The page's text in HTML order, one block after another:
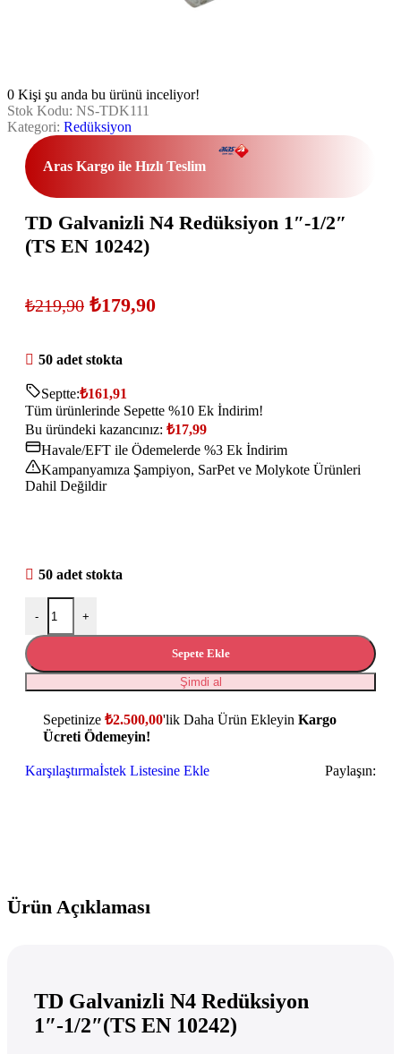
0 Kişi şu anda bu ürünü inceliyor!
Stok Kodu: NS-TDK111
Kategori: Redüksiyon
Aras Kargo ile Hızlı Teslim
TD Galvanizli N4 Redüksiyon 1″-1/2″
(TS EN 10242)
₺219,90 ₺179,90
50 adet stokta
Septte:₺161,91
Tüm ürünlerinde Sepette %10 Ek İndirim!
Bu üründeki kazancınız: ₺17,99
Havale/EFT ile Ödemelerde %3 Ek İndirim
Kampanyamıza Şampiyon, SarPet ve Molykote Ürünleri
Dahil Değildir
50 adet stokta
- +
Sepete Ekle
Şimdi al
Sepetinize ₺2.500,00'lik Daha Ürün Ekleyin Kargo
Ücreti Ödemeyin!
Karşılaştırmaİstek Listesine Ekle Paylaşın:
Ürün Açıklaması
TD Galvanizli N4 Redüksiyon
1″-1/2″(TS EN 10242)